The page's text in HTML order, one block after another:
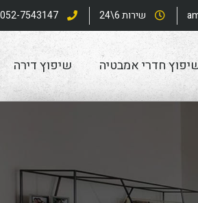
שירות 6\24 052-7543147
חדרי אמבטיה שיפוץ דירה